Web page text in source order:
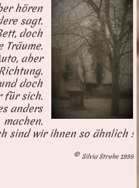
hören
sagt.
doch
Träume.
aber
doch
für sich.
anders
machen.
sind wir ihnen so ähnlich !
Silvia Strube 1999